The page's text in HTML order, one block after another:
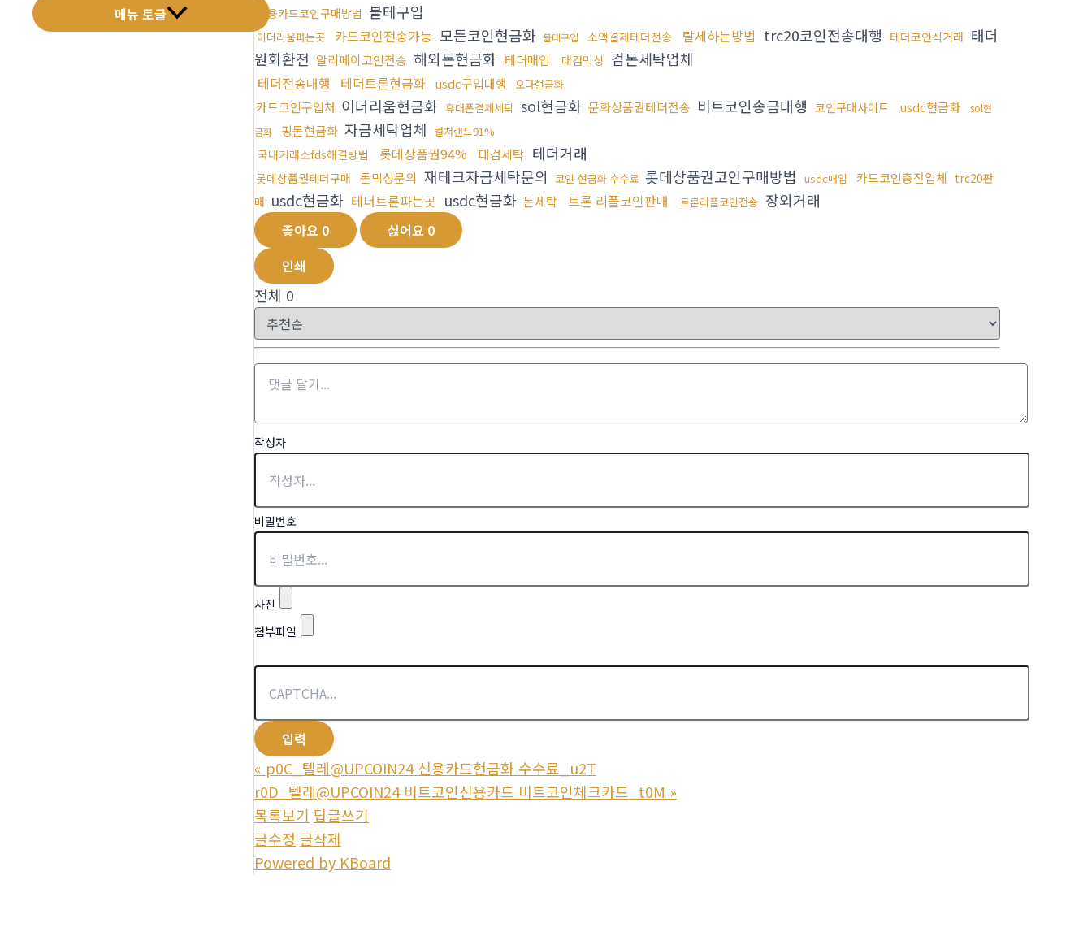
메뉴 토글 신용카드코인구매방법 블테구입
이더리움파는곳 카드코인전송가능 모든코인현금화 블테구입 소액결제테더전송 탈세하는방법 trc20코인전송대행 테더코인직거래 태더
원화환전 알리페이코인전송 해외돈현금화 테더매입 대검믹싱 검돈세탁업체
테더전송대행 테더트론현금화 usdc구입대행 오다현금화
카드코인구입처 이더리움현금화 휴대폰결제세탁 sol현금화 문화상품권테더전송 비트코인송금대행 코인구매사이트 usdc현금화
sol현
금화
핑돈현금화 자금세탁업체 컬쳐랜드91%
국내거래소fds해결방법 롯데상품권94% 대검세탁 테더거래
롯데상품권테더구매 돈믹싱문의 재테크자금세탁문의 코인 현금화 수수료 롯데상품권코인구매방법 usdc매입 카드코인충전업체 trc20판
매 usdc현금화 테더트론파는곳 usdc현금화 돈세탁 트론 리플코인판매 트론리플코인전송 장외거래
좋아요 0 싫어요 0
인쇄
전체 0
작성자
비밀번호
사진
첨부파일
« p0C_텔레@UPCOIN24 신용카드현금화 수수료_u2T
r0D_텔레@UPCOIN24 비트코인신용카드 비트코인체크카드_t0M »
목록보기 답글쓰기
글수정 글삭제
Powered by KBoard